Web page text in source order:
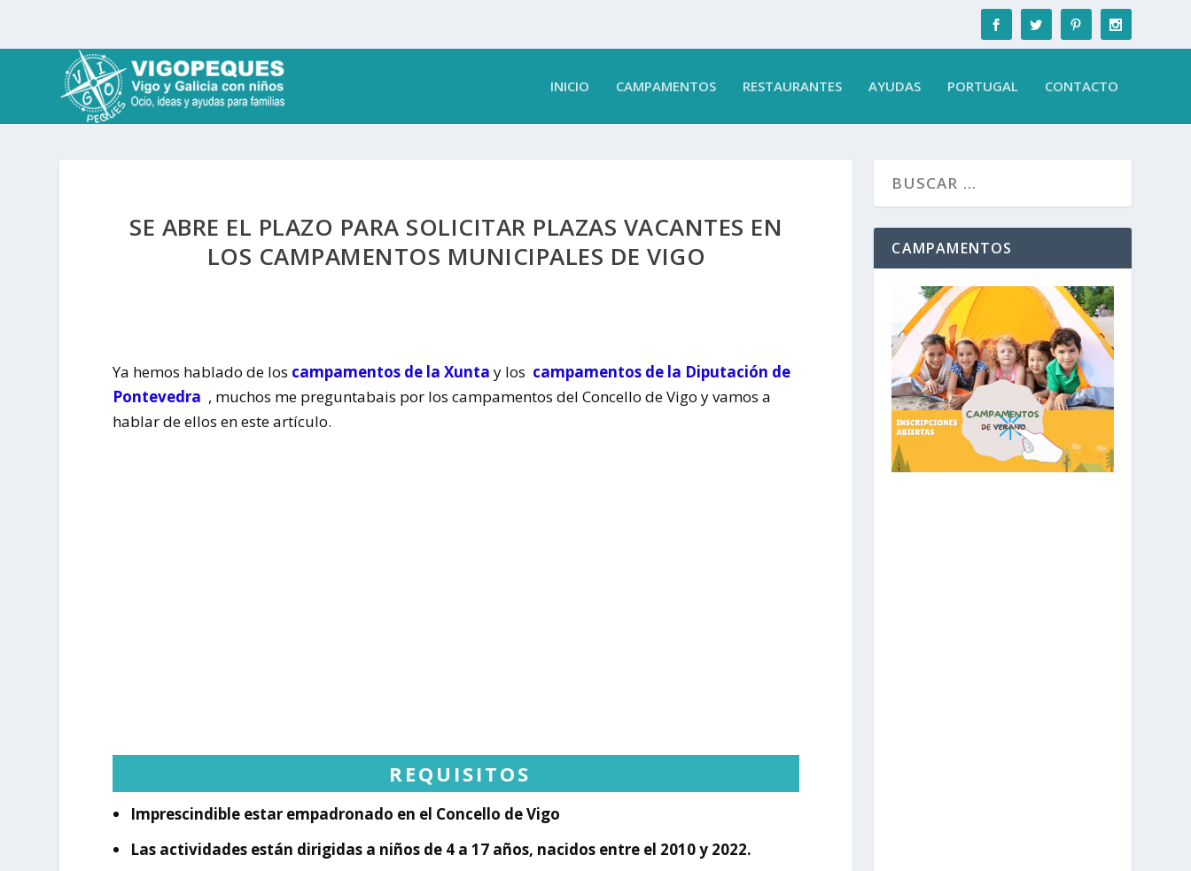
INICIO CAMPAMENTOS RESTAURANTES AYUDAS PORTUGAL CONTACTO
SE ABRE EL PLAZO PARA SOLICITAR PLAZAS VACANTES EN
LOS CAMPAMENTOS MUNICIPALES DE VIGO
Ya hemos hablado de los campamentos de la Xunta y los campamentos de la Diputación de
Pontevedra , muchos me preguntabais por los campamentos del Concello de Vigo y vamos a
hablar de ellos en este artículo.
REQUISITOS
Imprescindible estar empadronado en el Concello de Vigo
Las actividades están dirigidas a niños de 4 a 17 años, nacidos entre el 2010 y 2022.
CAMPAMENTOS